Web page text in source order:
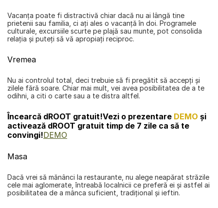
Vacanţa poate fi distractivă chiar dacă nu ai lângă tine
prietenii sau familia, ci aţi ales o vacanţă în doi. Programele
culturale, excursiile scurte pe plajă sau munte, pot consolida
relaţia şi puteţi să vă apropiaţi reciproc.
Vremea
Nu ai controlul total, deci trebuie să fi pregătit să accepţi şi
zilele fără soare. Chiar mai mult, vei avea posibilitatea de a te
odihni, a citi o carte sau a te distra altfel.
Încearcă dROOT gratuit!Vezi o prezentare DEMO și
activează dROOT gratuit timp de 7 zile ca să te
convingi!DEMO
Masa
Dacă vrei să mănânci la restaurante, nu alege neapărat străzile
cele mai aglomerate, întreabă localnicii ce preferă ei şi astfel ai
posibilitatea de a mânca suficient, tradiţional şi ieftin.